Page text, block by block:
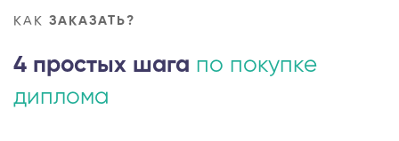
КАК ЗАКАЗАТЬ?
4 простых шага по покупке
диплома